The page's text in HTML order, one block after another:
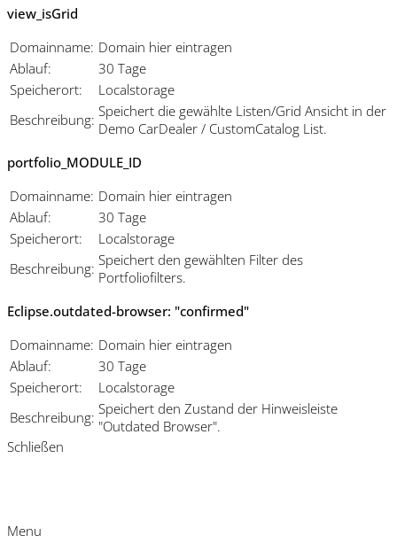
view_isGrid
Domainname: Domain hier eintragen
Ablauf:
30 Tage
Speicherort:
Localstorage
Beschreibung: Speichert die gewählte Listen/Grid Ansicht in der
Demo CarDealer / CustomCatalog List.
portfolio_MODULE_ID
Domainname: Domain hier eintragen
Ablauf:
30 Tage
Speicherort:
Localstorage
Beschreibung: Speichert den gewählten Filter des
Portfoliofilters.
Eclipse.outdated-browser: "confirmed"
Domainname: Domain hier eintragen
Ablauf:
30 Tage
Speicherort:
Localstorage
Beschreibung: Speichert den Zustand der Hinweisleiste
"Outdated Browser".
Schließen
Menu